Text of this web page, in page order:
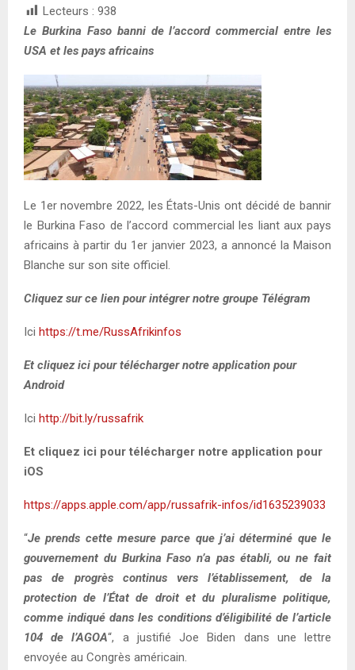
Lecteurs : 938
Le Burkina Faso banni de l’accord commercial entre les
USA et les pays africains
Le 1er novembre 2022, les États-Unis ont décidé de bannir
le Burkina Faso de l’accord commercial les liant aux pays
africains à partir du 1er janvier 2023, a annoncé la Maison
Blanche sur son site officiel.
Cliquez sur ce lien pour intégrer notre groupe Télégram
Ici https://t.me/RussAfrikinfos
Et cliquez ici pour télécharger notre application pour
Android
Ici http://bit.ly/russafrik
Et cliquez ici pour télécharger notre application pour
iOS
https://apps.apple.com/app/russafrik-infos/id1635239033
“Je prends cette mesure parce que j’ai déterminé que le
gouvernement du Burkina Faso n’a pas établi, ou ne fait
pas de progrès continus vers l’établissement, de la
protection de l’État de droit et du pluralisme politique,
comme indiqué dans les conditions d’éligibilité de l’article
104 de l’AGOA“, a justifié Joe Biden dans une lettre
envoyée au Congrès américain.